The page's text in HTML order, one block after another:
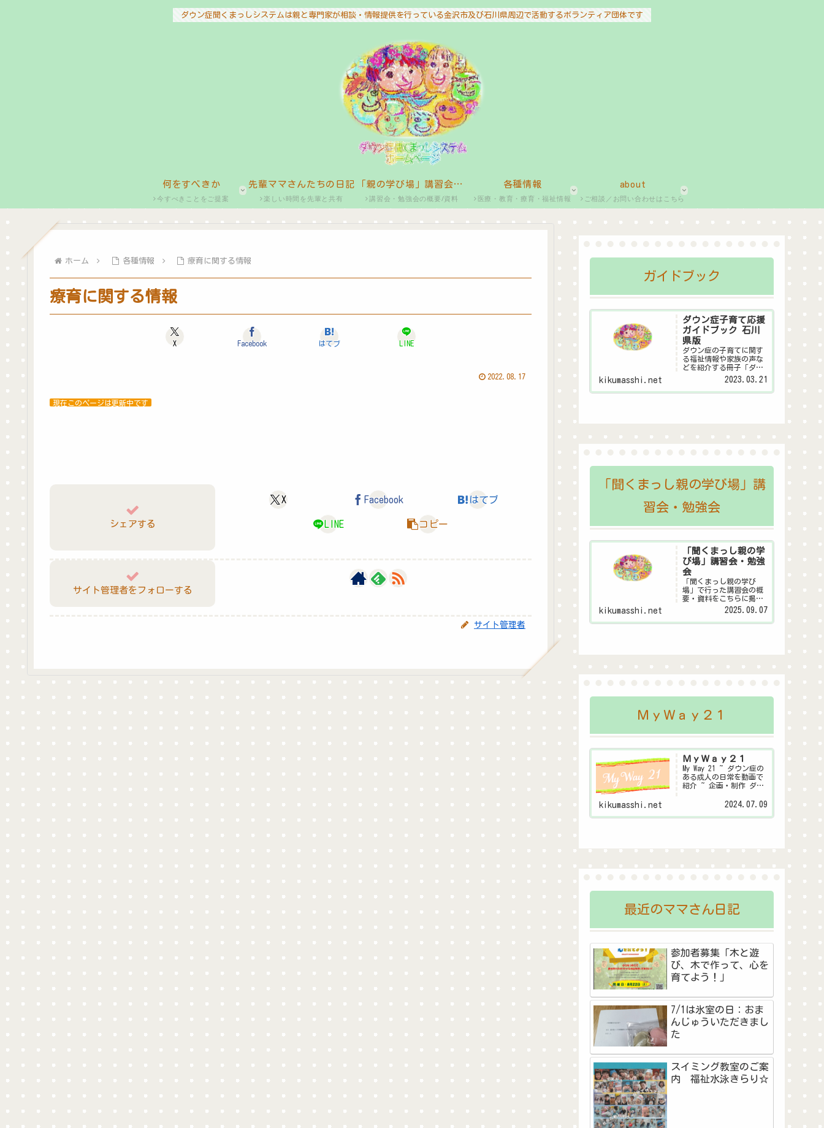
ダウン症聞くまっしシステムは親と専門家が相談・情報提供を行っている金沢市及び石川県周辺で活動するボランティア団体です
何をすべきか
今すべきことをご提案
先輩ママさんたちの日記
楽しい時間を先輩と共有
「親の学び場」講習会・勉強会
講習会・勉強会の概要/資料
各種情報
医療・教育・療育・福祉情報
about
ご相談／お問い合わせはこちら
ホーム 各種情報 療育に関する情報
療育に関する情報
X Facebook はてブ LINE
2022.08.17
現在このページは更新中です
シェアする
X Facebook はてブ
LINE コピー
サイト管理者をフォローする
サイト管理者
ガイドブック
ダウン症子育て応援
ガイドブック 石川
県版
ダウン症の子育てに関す
る福祉情報や家族の声な
どを紹介する冊子「ダウ
ン症子育て応援ガイドブ
ック 石川県版」のデジタ
ル版です。
kikumasshi.net 2023.03.21
「聞くまっし親の学び場」講
習会・勉強会
「聞くまっし親の学
び場」講習会・勉強
会
「聞くまっし親の学び
場」で行った講習会の概
要・資料をこちらに掲載
します。皆様の子育ての
ヒントになれば幸いで
す。親の学び場とは金沢
kikumasshi.net 2025.09.07
ＭｙＷａｙ２１
ＭｙＷａｙ２１
My Way 21 ~ ダウン症の
ある成人の日常を動画で
紹介 ~ 企画・制作 ダウ
kikumasshi.net 2024.07.09
最近のママさん日記
参加者募集「木と遊
び、木で作って、心を
育てよう！」
7/1は氷室の日：おま
んじゅういただきまし
た
スイミング教室のご案
内 福祉水泳きらり☆